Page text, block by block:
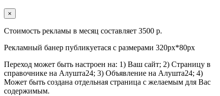
×
Стоимость рекламы в месяц составляет 3500 р.
Рекламный банер публикуетася с размерами 320px*80px
Переход может быть настроен на: 1) Ваш сайт; 2) Страницу в
справочнике на Алушта24; 3) Объявление на Алушта24; 4)
Может быть создана отдельная страница с желаемым для Вас
содержимым.